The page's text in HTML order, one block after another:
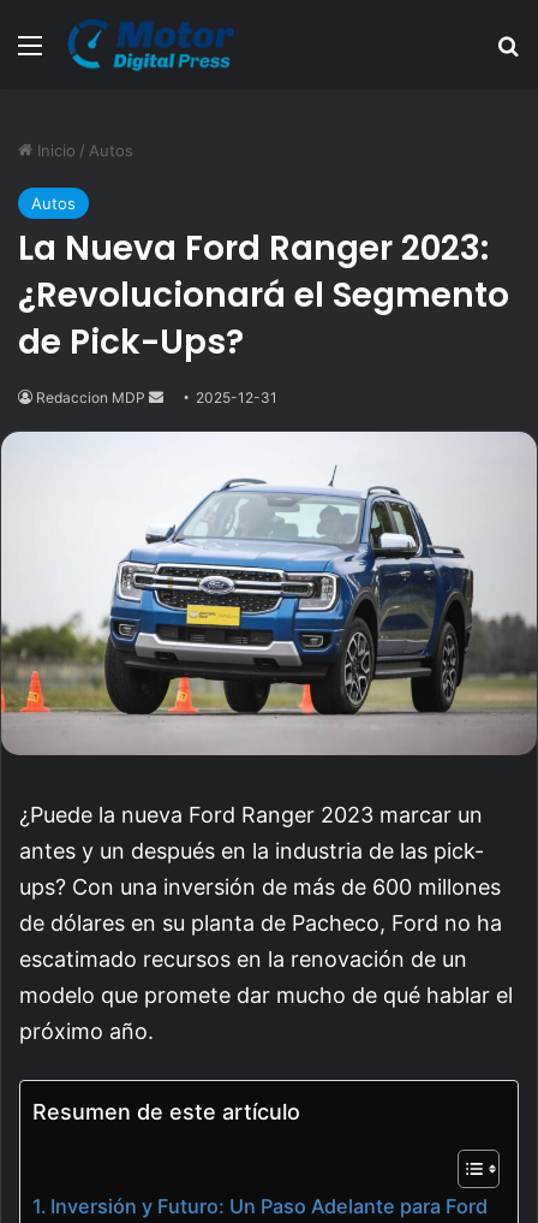
Menú
Inicio / Autos
Autos
La Nueva Ford Ranger 2023:
¿Revolucionará el Segmento
de Pick-Ups?
Redaccion MDP
Send2025-12-31
¿Puede la nueva Ford Ranger 2023 marcar un
antes y un después en la industria de las pick-
ups? Con una inversión de más de 600 millones
de dólares en su planta de Pacheco, Ford no ha
escatimado recursos en la renovación de un
modelo que promete dar mucho de qué hablar el
próximo año.
Resumen de este artículo
Inversión y Futuro: Un Paso Adelante para Ford